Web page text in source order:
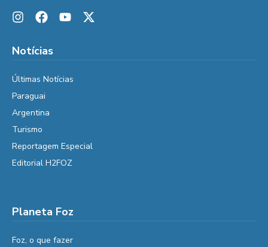
Notícias
Últimas Notícias
Paraguai
Argentina
Turismo
Reportagem Especial
Editorial H2FOZ
Planeta Foz
Foz, o que fazer